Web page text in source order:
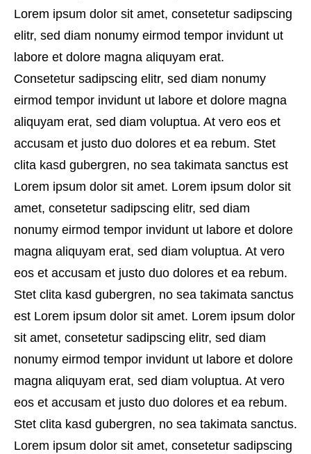
Lorem ipsum dolor sit amet, consetetur sadipscing
elitr, sed diam nonumy eirmod tempor invidunt ut
labore et dolore magna aliquyam erat.
Consetetur sadipscing elitr, sed diam nonumy
eirmod tempor invidunt ut labore et dolore magna
aliquyam erat, sed diam voluptua. At vero eos et
accusam et justo duo dolores et ea rebum. Stet
clita kasd gubergren, no sea takimata sanctus est
Lorem ipsum dolor sit amet. Lorem ipsum dolor sit
amet, consetetur sadipscing elitr, sed diam
nonumy eirmod tempor invidunt ut labore et dolore
magna aliquyam erat, sed diam voluptua. At vero
eos et accusam et justo duo dolores et ea rebum.
Stet clita kasd gubergren, no sea takimata sanctus
est Lorem ipsum dolor sit amet. Lorem ipsum dolor
sit amet, consetetur sadipscing elitr, sed diam
nonumy eirmod tempor invidunt ut labore et dolore
magna aliquyam erat, sed diam voluptua. At vero
eos et accusam et justo duo dolores et ea rebum.
Stet clita kasd gubergren, no sea takimata sanctus.
Lorem ipsum dolor sit amet, consetetur sadipscing